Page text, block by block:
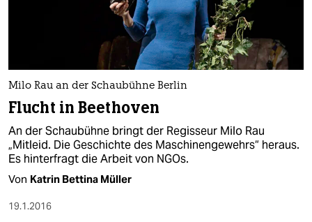
Milo Rau an der Schaubühne Berlin
Flucht in Beethoven
An der Schaubühne bringt der Regisseur Milo Rau
„Mitleid. Die Geschichte des Maschinengewehrs“ heraus.
Es hinterfragt die Arbeit von NGOs.
Von Katrin Bettina Müller
19.1.2016